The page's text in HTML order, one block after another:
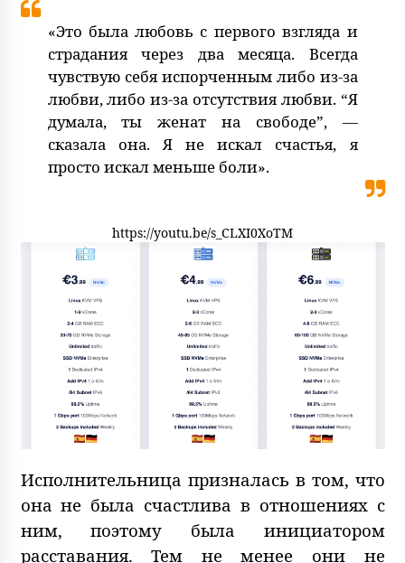
«Это была любовь с первого взгляда и
страдания через два месяца. Всегда
чувствую себя испорченным либо из-за
любви, либо из-за отсутствия любви. “Я
думала, ты женат на свободе”, —
сказала она. Я не искал счастья, я
просто искал меньше боли».
https://youtu.be/s_CLXI0XoTM
Исполнительница призналась в том, что
она не была счастлива в отношениях с
ним, поэтому была инициатором
расставания. Тем не менее они не